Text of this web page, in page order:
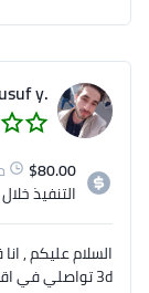
.yusuf y
$80.00
التنفيذخلال 1.03 أيام
السلام عليكم ,
3d تواصلي في اقرب وقت